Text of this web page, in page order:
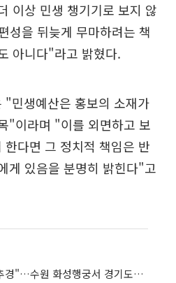
이상 민생 챙기기로 보지 않
성을 뒤늦게 무마하려는 책
아니다"라고 밝혔다.
"민생예산은 홍보의 소재가
"이라며 "이를 외면하고 보
다면 그 정치적 책임은 반
게 있음을 분명히 밝힌다"고
한준호 "당선 즉시 민생 추경"…수원 화성행궁서 경기도를 흔들었다